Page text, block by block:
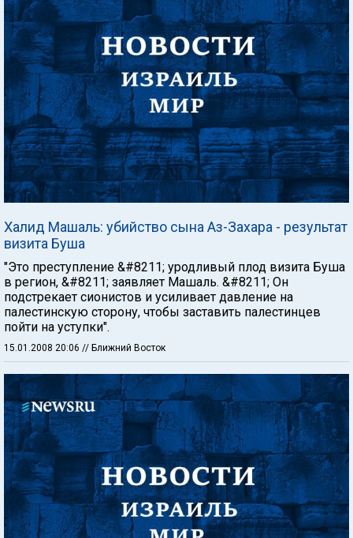
Халид Машаль: убийство сына Аз-Захара - результат
визита Буша
"Это преступление &#8211; уродливый плод визита Буша
в регион, &#8211; заявляет Машаль. &#8211; Он
подстрекает сионистов и усиливает давление на
палестинскую сторону, чтобы заставить палестинцев
пойти на уступки".
15.01.2008 20:06 // Ближний Восток